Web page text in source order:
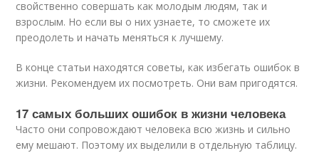
свойственно совершать как молодым людям, так и
взрослым. Но если вы о них узнаете, то сможете их
преодолеть и начать меняться к лучшему.
В конце статьи находятся советы, как избегать ошибок в
жизни. Рекомендуем их посмотреть. Они вам пригодятся.
17 самых больших ошибок в жизни человека
Часто они сопровождают человека всю жизнь и сильно
ему мешают. Поэтому их выделили в отдельную таблицу.